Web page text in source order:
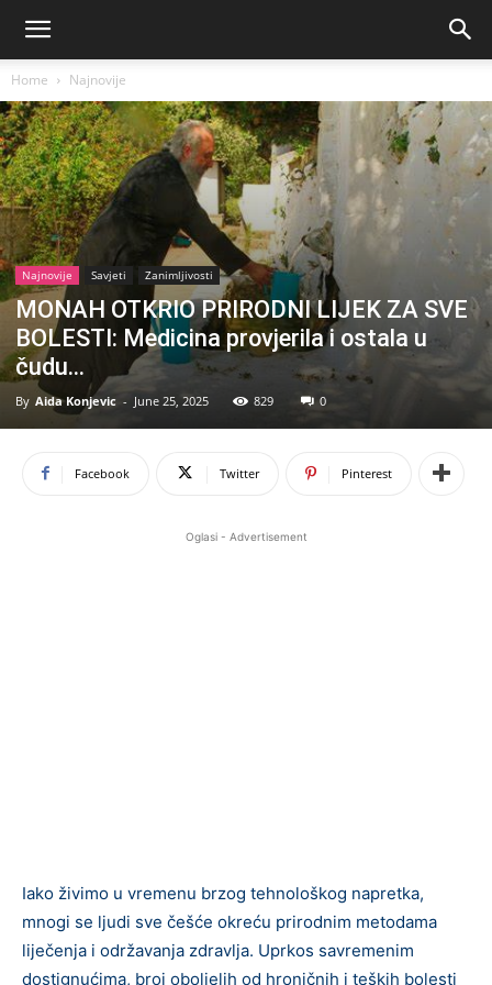
Home Najnovije
Najnovije Savjeti Zanimljivosti
MONAH OTKRIO PRIRODNI LIJEK ZA SVE
BOLESTI: Medicina provjerila i ostala u
čudu…
By Aida Konjevic - June 25, 2025 829 0
Facebook Twitter Pinterest
Oglasi - Advertisement
Iako živimo u vremenu brzog tehnološkog napretka,
mnogi se ljudi sve češće okreću prirodnim metodama
liječenja i održavanja zdravlja. Uprkos savremenim
dostignućima, broj oboljelih od hroničnih i teških bolesti